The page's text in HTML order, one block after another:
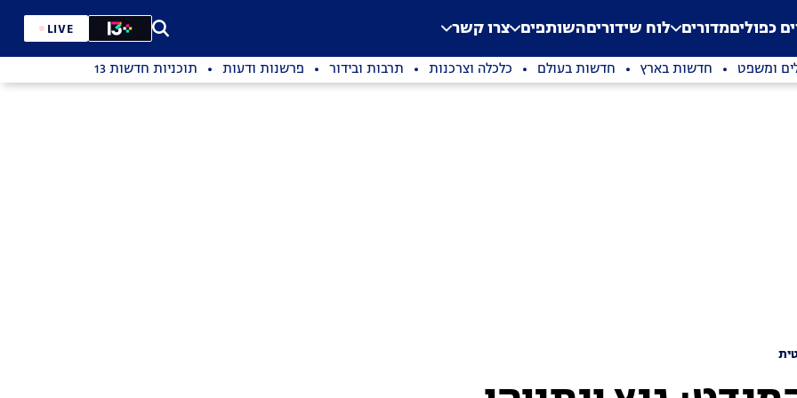
Application error: a
. כפוליםמדורים לוח שידוריםהשותפים צרו קשר LIVE
ומשפט חדשות בארץ חדשות בעולם כלכלה וצרכנות תרבות ובידור פרשנות ודעות תוכניות חדשות 13